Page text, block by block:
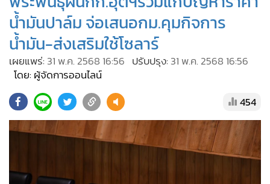
• Online Section
• บันเทิง
• ผู้จัดการรายวัน
• คอลัมนิสต์
ละคร
• CbizReview
• Cyber BIZ
ผู้จัดกวน
• Green Innovation & SD
หน้าหลัก เศรษฐกิจ-ธุรกิจ
การค้า-อุตสาหกรรม-คมนาคม
อุตสาหกรรม-พลังงาน
พีระพันธุ์ผนึกก.อุตฯร่วมแก้ปัญหาราคา
น้ำมันปาล์ม จ่อเสนอกม.คุมกิจการ
น้ำมัน-ส่งเสริมใช้โซลาร์
เผยแพร่:31 พ.ค. 2568 16:56 ปรับปรุง:
31 พ.ค. 2568 16:56
โดย: ผู้จัดการออนไลน์